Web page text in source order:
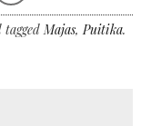
taggedMajas,Puitika.